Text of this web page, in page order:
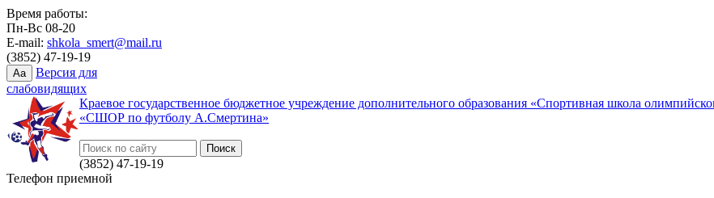
Время работы:
Пн-Вс 08-20
E-mail: shkola_smert@mail.ru
(3852) 47-19-19
Aa
Версия для
слабовидящих
Краевое государственное бюджетное учреждение дополнительного образования «Спортивная школа
«СШОР по футболу А.Смертина»
(3852) 47-19-19
Телефон приемной